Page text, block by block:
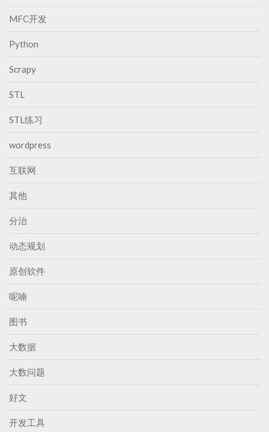
MFC开发
Python
Scrapy
STL
STL练习
wordpress
互联网
其他
分治
动态规划
原创软件
呢喃
图书
大数据
大数问题
好文
开发工具